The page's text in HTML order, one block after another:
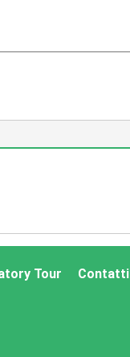
Contatti
Tour